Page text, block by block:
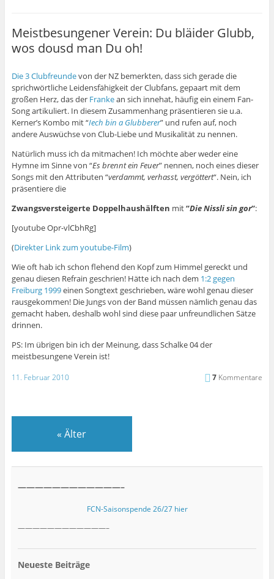
Meistbesungener Verein: Du bläider Glubb,
wos dousd man Du oh!
Die 3 Clubfreundevon der NZ bemerkten, dass sich gerade die
sprichwörtliche Leidensfähigkeit der Clubfans, gepaart mit dem
großen Herz, das der Frankean sich innehat, häufig ein einem Fan-
Song artikuliert. In diesem Zusammenhang präsentieren sie u.a.
Kerner’s Kombo mit “Iech bin a Glubberer” und rufen auf, noch
andere Auswüchse von Club-Liebe und Musikalität zu nennen.
Natürlich muss ich da mitmachen! Ich möchte aber weder eine
Hymne im Sinne von “Es brennt ein Feuer” nennen, noch eines dieser
Songs mit den Attributen “verdammt, verhasst, vergöttert“. Nein, ich
präsentiere die
Zwangsversteigerte Doppelhaushälften mit“Die Nissli sin gor“:
[youtube Opr-vlCbhRg]
(Direkter Link zum youtube-Film)
Wie oft hab ich schon flehend den Kopf zum Himmel gereckt und
genau diesen Refrain geschrien! Hätte ich nach dem 1:2 gegen
Freiburg 1999einen Songtext geschrieben, wäre wohl genau dieser
rausgekommen! Die Jungs von der Band müssen nämlich genau das
gemacht haben, deshalb wohl sind diese paar unfreundlichen Sätze
drinnen.
PS: Im übrigen bin ich der Meinung, dass Schalke 04 der
meistbesungene Verein ist!
11. Februar 2010 7 Kommentare
« Älter
————————————–
FCN-Saisonspende 26/27 hier
————————————–
Neueste Beiträge